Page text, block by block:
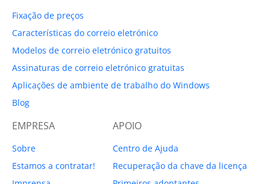
Fixação de preços
Características do correio eletrónico
Modelos de correio eletrónico gratuitos
Assinaturas de correio eletrónico gratuitas
Aplicações de ambiente de trabalho do Windows
Blog
EMPRESA
Sobre
Estamos a contratar!
APOIO
Centro de Ajuda
Recuperação da chave da licença